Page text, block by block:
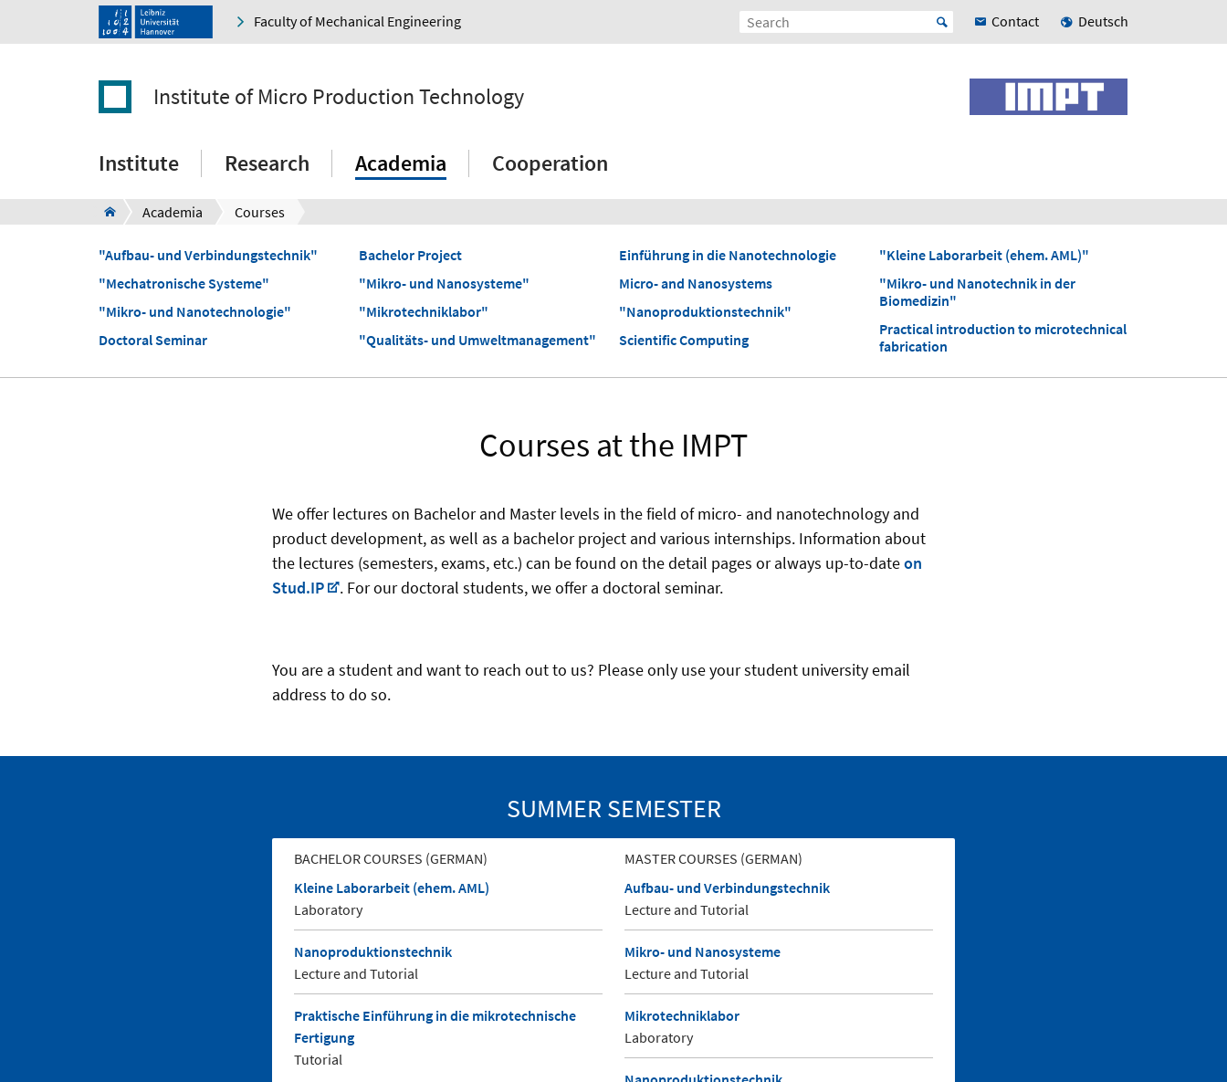
Faculty of Mechanical Engineering Contact Deutsch
Institute of Micro Production Technology
Institute Research Academia Cooperation
Academia Courses
"Aufbau- und Verbindungstechnik"
"Mechatronische Systeme"
"Mikro- und Nanotechnologie"
Doctoral Seminar
Bachelor Project
"Mikro- und Nanosysteme"
"Mikrotechniklabor"
"Qualitäts- und Umweltmanagement"
Einführung in die Nanotechnologie
Micro- and Nanosystems
"Nanoproduktionstechnik"
Scientific Computing
"Kleine Laborarbeit (ehem. AML)"
"Mikro- und Nanotechnik in der
Biomedizin"
Practical introduction to microtechnical
fabrication
Courses at the IMPT
We offer lectures on Bachelor and Master levels in the field of micro- and nanotechnology and
product development, as well as a bachelor project and various internships. Information about
the lectures (semesters, exams, etc.) can be found on the detail pages or always up-to-dateon
Stud.IP
. For our doctoral students, we offer a doctoral seminar.
You are a student and want to reach out to us? Please only use your student university email
address to do so.
SUMMER SEMESTER
BACHELOR COURSES (GERMAN)
Kleine Laborarbeit (ehem. AML)
Laboratory
Nanoproduktionstechnik
Lecture and Tutorial
Praktische Einführung in die mikrotechnische
Fertigung
Tutorial
MASTER COURSES (GERMAN)
Aufbau- und Verbindungstechnik
Lecture and Tutorial
Mikro- und Nanosysteme
Lecture and Tutorial
Mikrotechniklabor
Laboratory